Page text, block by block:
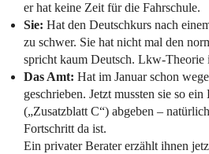
er hat keine Zeit für die Fahrschule.
Sie: Hat den Deutschkurs nach
zu schwer. Sie hat nicht mal den
spricht kaum Deutsch. Lkw-Theorie
Das Amt: Hat im Januar schon
geschrieben. Jetzt mussten sie so
(„Zusatzblatt C“) abgeben –
Fortschritt da ist.
Ein privater Berater erzählt ihnen